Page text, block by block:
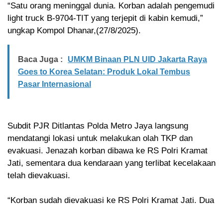
“Satu orang meninggal dunia. Korban adalah pengemudi
light truck B-9704-TIT yang terjepit di kabin kemudi,”
ungkap Kompol Dhanar,(27/8/2025).
Baca Juga :
UMKM Binaan PLN UID Jakarta Raya
Goes to Korea Selatan: Produk Lokal Tembus
Pasar Internasional
Subdit PJR Ditlantas Polda Metro Jaya langsung
mendatangi lokasi untuk melakukan olah TKP dan
evakuasi. Jenazah korban dibawa ke RS Polri Kramat
Jati, sementara dua kendaraan yang terlibat kecelakaan
telah dievakuasi.
“Korban sudah dievakuasi ke RS Polri Kramat Jati. Dua